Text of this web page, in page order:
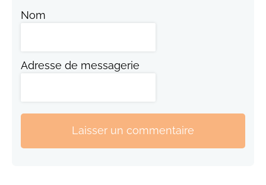
Nom
Adresse de messagerie
Laisser un commentaire